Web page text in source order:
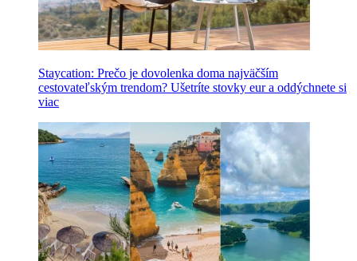
Staycation: Prečo je dovolenka doma najväčším
cestovateľským trendom? Ušetríte stovky eur a oddýchnete si
viac